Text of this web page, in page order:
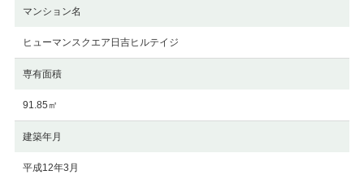
マンション名
ヒューマンスクエア日吉ヒルテイジ
専有面積
91.85㎡
建築年月
平成12年3月